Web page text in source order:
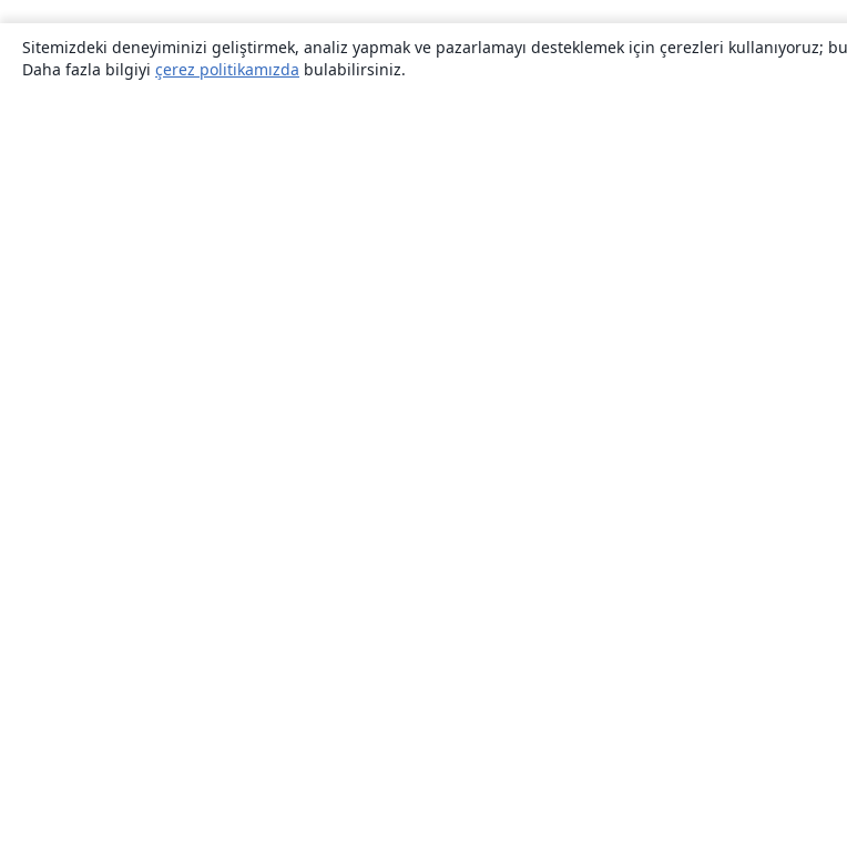
Sitemizdeki deneyiminizi geliştirmek, analiz yapmak ve pazarlamayı desteklemek için çerezleri kullanıyoruz;
Daha fazla bilgiyi çerez politikamızda bulabilirsiniz.